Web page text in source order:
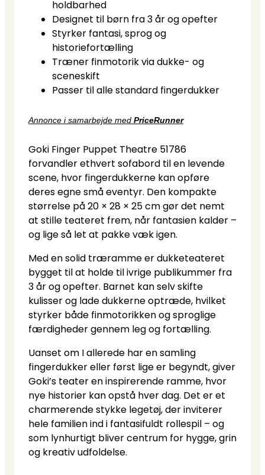
holdbarhed
Designet til børn fra 3 år og opefter
Styrker fantasi, sprog og
historiefortælling
Træner finmotorik via dukke- og
sceneskift
Passer til alle standard fingerdukker
Annonce i samarbejde med PriceRunner
Goki Finger Puppet Theatre 51786
forvandler ethvert sofabord til en levende
scene, hvor fingerdukkerne kan opføre
deres egne små eventyr. Den kompakte
størrelse på 20 × 28 × 25 cm gør det nemt
at stille teateret frem, når fantasien kalder –
og lige så let at pakke væk igen.
Med en solid træramme er dukketeateret
bygget til at holde til ivrige publikummer fra
3 år og opefter. Barnet kan selv skifte
kulisser og lade dukkerne optræde, hvilket
styrker både finmotorikken og sproglige
færdigheder gennem leg og fortælling.
Uanset om I allerede har en samling
fingerdukker eller først lige er begyndt, giver
Goki’s teater en inspirerende ramme, hvor
nye historier kan opstå hver dag. Det er et
charmerende stykke legetøj, der inviterer
hele familien ind i fantasifuldt rollespil – og
som lynhurtigt bliver centrum for hygge, grin
og kreativ udfoldelse.